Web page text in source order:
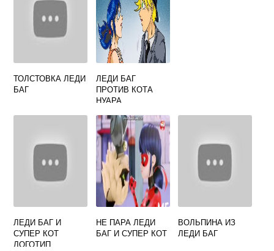
ТОЛСТОВКА ЛЕДИ
БАГ
ЛЕДИ БАГ
ПРОТИВ КОТА
НУАРА
ЛЕДИ БАГ И
СУПЕР КОТ
ЛОГОТИП
НЕ ПАРА ЛЕДИ
БАГ И СУПЕР КОТ
ВОЛЬПИНА ИЗ
ЛЕДИ БАГ